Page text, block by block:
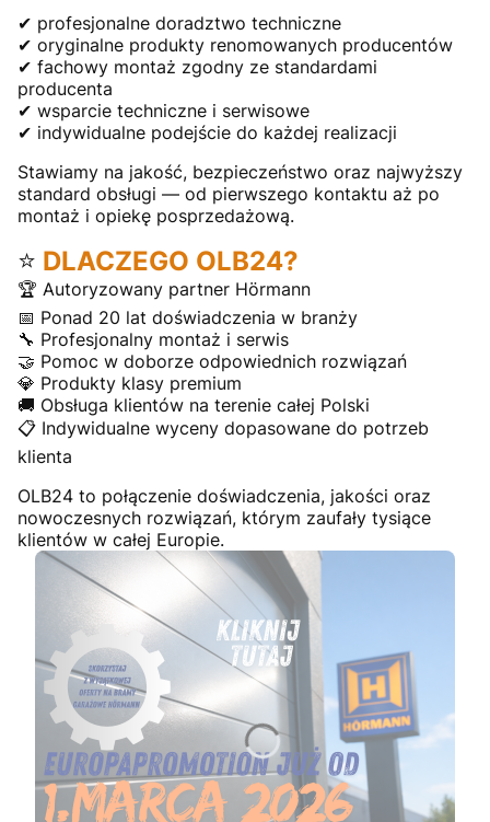
✔ profesjonalne doradztwo techniczne
✔ oryginalne produkty renomowanych producentów
✔ fachowy montaż zgodny ze standardami
producenta
✔ wsparcie techniczne i serwisowe
✔ indywidualne podejście do każdej realizacji
Stawiamy na jakość, bezpieczeństwo oraz najwyższy
standard obsługi — od pierwszego kontaktu aż po
montaż i opiekę posprzedażową.
⭐ DLACZEGO OLB24?
🏆 Autoryzowany partner Hörmann
📅 Ponad 20 lat doświadczenia w branży
🔧 Profesjonalny montaż i serwis
🤝 Pomoc w doborze odpowiednich rozwiązań
💎 Produkty klasy premium
🚚 Obsługa klientów na terenie całej Polski
📋 Indywidualne wyceny dopasowane do potrzeb
klienta
OLB24 to połączenie doświadczenia, jakości oraz
nowoczesnych rozwiązań, którym zaufały tysiące
klientów w całej Europie.